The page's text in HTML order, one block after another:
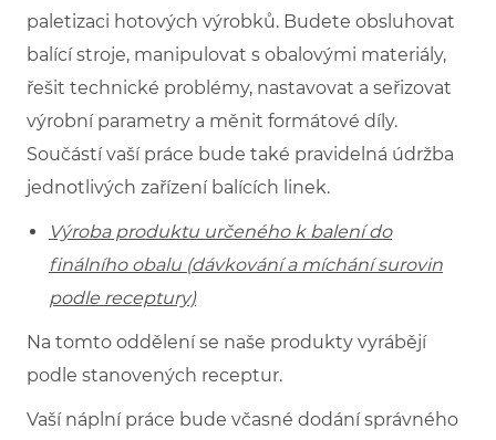
paletizaci hotových výrobků. Budete obsluhovat
balící stroje, manipulovat s obalovými materiály,
řešit technické problémy, nastavovat a seřizovat
výrobní parametry a měnit formátové díly.
Součástí vaší práce bude také pravidelná údržba
jednotlivých zařízení balících linek.
Výroba produktu určeného k balení do
finálního obalu (dávkování a míchání surovin
podle receptury)
Na tomto oddělení se naše produkty vyrábějí
podle stanovených receptur.
Vaší náplní práce bude včasné dodání správného